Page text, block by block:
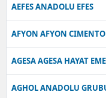
AEFES ANADOLU EFES
AFYON AFYON CIMENTO
AGESA AGESA HAYAT
AGHOL ANADOLU